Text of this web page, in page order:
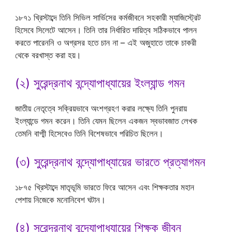
১৮৭১ খ্রিস্টাব্দে তিনি সিভিল সার্ভিসের কর্মজীবনে সহকারী ম্যাজিস্ট্রেট
হিসেবে সিলেটে আসেন। তিনি তার নির্ধারিত দায়িত্ব সঠিকভাবে পালন
করতে পারেননি ও অগ্রসর হতে চান না – এই অজুহাতে তাকে চাকরী
থেকে বরখাস্ত করা হয়।
(২) সুরেন্দ্রনাথ বন্দ্যোপাধ্যায়ের ইংল্যান্ড গমন
জাতীয় নেতৃত্বে সক্রিয়ভাবে অংশগ্রহণ করার লক্ষ্যে তিনি পুনরায়
ইংল্যান্ডে গমন করেন। তিনি যেমন ছিলেন একজন স্বভাবজাত লেখক
তেমনি বাগ্মী হিসেবেও তিনি বিশেষভাবে পরিচিত ছিলেন।
(৩) সুরেন্দ্রনাথ বন্দ্যোপাধ্যায়ের ভারতে প্রত্যাগমন
১৮৭৫ খ্রিস্টাব্দে মাতৃভূমি ভারতে ফিরে আসেন এবং শিক্ষকতার মহান
পেশায় নিজেকে মনোনিবেশ ঘটান।
(৪) সুরেন্দ্রনাথ বন্দ্যোপাধ্যায়ের শিক্ষক জীবন